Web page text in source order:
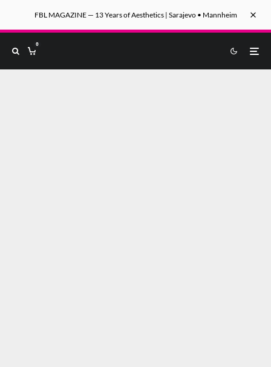
FBL MAGAZINE — 13 Years of Aesthetics | Sarajevo • Mannheim
0